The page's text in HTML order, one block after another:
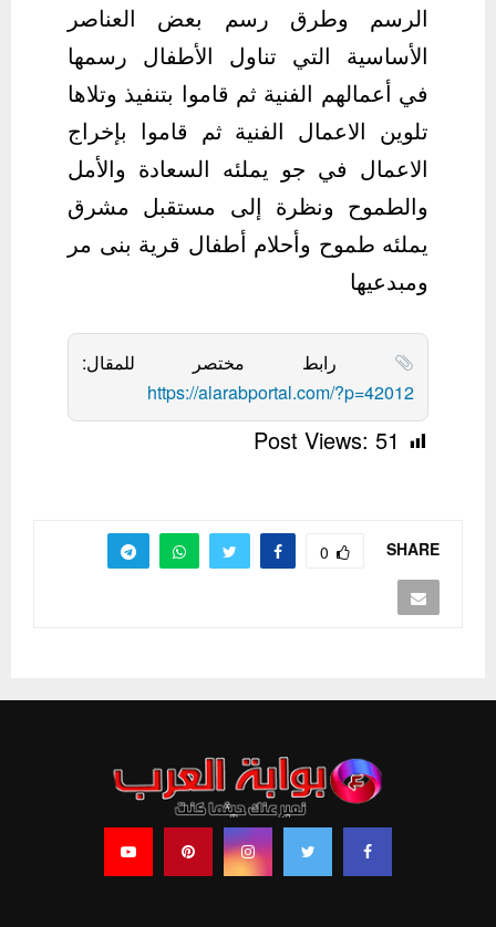
الرسم وطرق رسم بعض العناصر
الأساسية التي تناول الأطفال رسمها
في أعمالهم الفنية ثم قاموا بتنفيذ وتلاها
تلوين الاعمال الفنية ثم قاموا بإخراج
الاعمال في جو يملئه السعادة والأمل
والطموح ونظرة إلى مستقبل مشرق
يملئه طموح وأحلام أطفال قرية بنى مر
ومبدعيها
رابط مختصر للمقال:
https://alarabportal.com/?p=42012
Post Views: 51
SHARE
0